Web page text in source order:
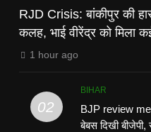
RJD Crisis: बांकीपुर की
कलह, भाई वीरेंद्र को मिला
1 hour ago
02
BIHAR
BJP review
बेबस दिखी बीजेपी,